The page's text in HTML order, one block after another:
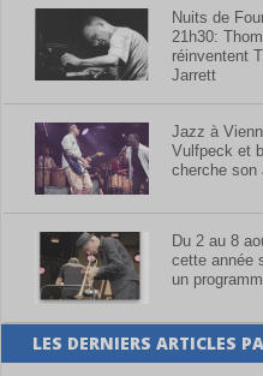
Nuits de
21h30:
réinventent
Jarrett
Jazz à
Vulfpeck et
cherche son
Du 2 au 8
cette année
un
LES DERNIERS ARTICLES